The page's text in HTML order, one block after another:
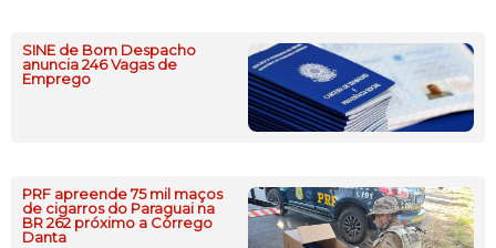
SINE de Bom Despacho
anuncia 246 Vagas de
Emprego
PRF apreende 75 mil maços
de cigarros do Paraguai na
BR 262 próximo a Córrego
Danta